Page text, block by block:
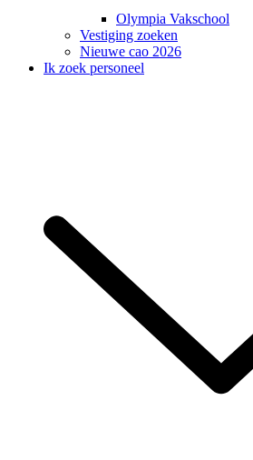
Olympia Vakschool
Vestiging zoeken
Nieuwe cao 2026
Ik zoek personeel